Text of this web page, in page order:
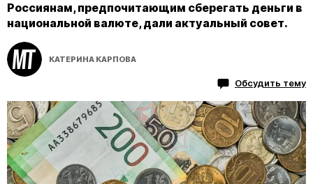
Россиянам, предпочитающим сберегать деньги в
национальной валюте, дали актуальный совет.
КАТЕРИНА КАРПОВА
Обсудить тему